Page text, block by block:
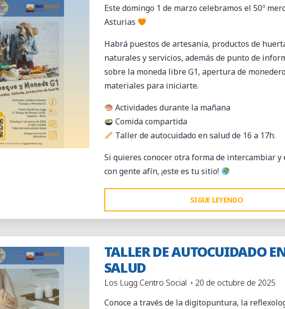
ABRIL)"
Este domingo 1 de marzo celebramos el 50º
Asturias
Habrá puestos de artesanía, productos de
naturales y servicios, además de punto de
sobre la moneda libre G1, apertura de
materiales para iniciarte.
Actividades durante la mañana
Comida compartida
Taller de autocuidado en salud de 16 a 17h.
Si quieres conocer otra forma de intercambiar
con gente afín, ¡este es tu sitio!
SIGUE LEYENDO
DE
MONEDA
–
TALLER DE AUTOCUIDADO
SALUD
Los Lugg Centro Social
20 de octubre de 2025
Conoce a través de la digitopuntura, la